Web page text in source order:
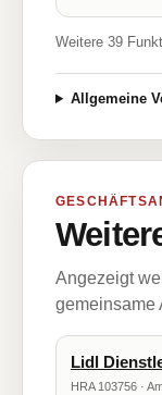
Weitere 39
Allgemeine
Angezeigt
gemeinsame
Lidl
HRA 103756 ·